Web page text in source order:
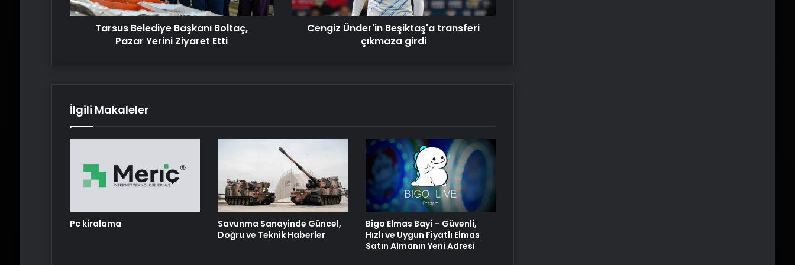
Duruşmasına Çevrildi
Ortopodoloji İle Diyabetik Ayak
Yarası Tedavisi
Serjoy : Dijital Medya Ajansı, Google
Reklam Ajansı, SEO Ajansı ve Web
Tasarım Ajansı
Tarsus Belediye Başkanı Boltaç,
Pazar Yerini Ziyaret Etti
Cengiz Ünder'in Beşiktaş'a transferi
çıkmaza girdi
İlgili Makaleler
Pc kiralama
Savunma Sanayinde Güncel,
Doğru ve Teknik Haberler
Bigo Elmas Bayi – Güvenli,
Hızlı ve Uygun Fiyatlı Elmas
Satın Almanın Yeni Adresi